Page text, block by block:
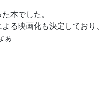
本でした。
る映画化も決定しており、
ぁ